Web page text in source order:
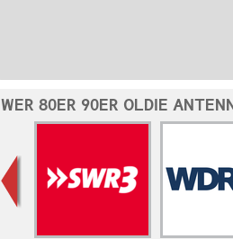
WER 80ER 90ER OLDIE